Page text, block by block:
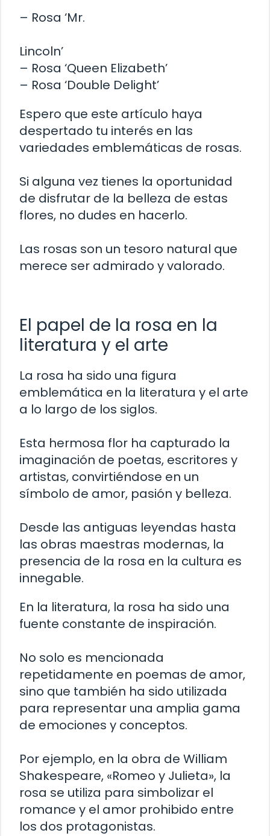
– Rosa ‘Mr.
Lincoln’
– Rosa ‘Queen Elizabeth’
– Rosa ‘Double Delight’
Espero que este artículo haya
despertado tu interés en las
variedades emblemáticas de rosas.
Si alguna vez tienes la oportunidad
de disfrutar de la belleza de estas
flores, no dudes en hacerlo.
Las rosas son un tesoro natural que
merece ser admirado y valorado.
El papel de la rosa en la
literatura y el arte
La rosa ha sido una figura
emblemática en la literatura y el arte
a lo largo de los siglos.
Esta hermosa flor ha capturado la
imaginación de poetas, escritores y
artistas, convirtiéndose en un
símbolo de amor, pasión y belleza.
Desde las antiguas leyendas hasta
las obras maestras modernas, la
presencia de la rosa en la cultura es
innegable.
En la literatura, la rosa ha sido una
fuente constante de inspiración.
No solo es mencionada
repetidamente en poemas de amor,
sino que también ha sido utilizada
para representar una amplia gama
de emociones y conceptos.
Por ejemplo, en la obra de William
Shakespeare, «Romeo y Julieta», la
rosa se utiliza para simbolizar el
romance y el amor prohibido entre
los dos protagonistas.